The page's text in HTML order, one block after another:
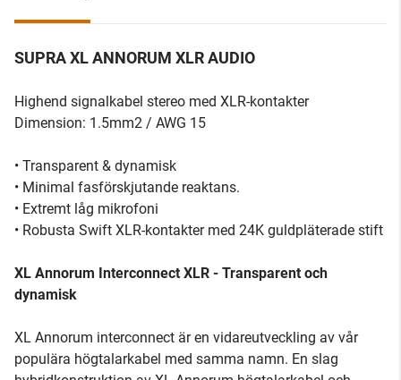
SUPRA XL ANNORUM XLR AUDIO
Highend signalkabel stereo med XLR-kontakter
Dimension: 1.5mm2 / AWG 15
• Transparent & dynamisk
• Minimal fasförskjutande reaktans.
• Extremt låg mikrofoni
• Robusta Swift XLR-kontakter med 24K guldpläterade stift
XL Annorum Interconnect XLR - Transparent och
dynamisk
XL Annorum interconnect är en vidareutveckling av vår
populära högtalarkabel med samma namn. En slag